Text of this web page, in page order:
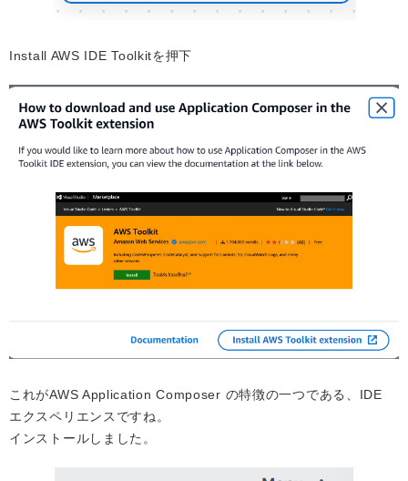
Install AWS IDE Toolkitを押下
これがAWS Application Composer の特徴の一つである、IDE
エクスペリエンスですね。
インストールしました。